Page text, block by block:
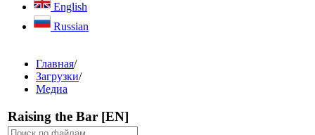
English
Russian
Главная/
Загрузки/
Медиа
Raising the Bar [EN]